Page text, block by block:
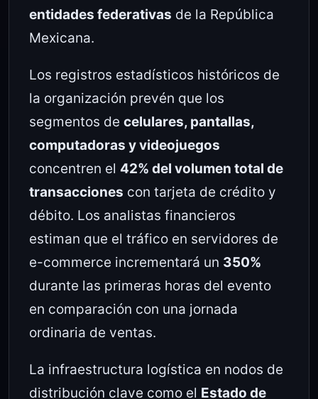
entidades federativas de la República
Mexicana.
Los registros estadísticos históricos de
la organización prevén que los
segmentos de celulares, pantallas,
computadoras y videojuegos
concentren el 42% del volumen total de
transacciones con tarjeta de crédito y
débito. Los analistas financieros
estiman que el tráfico en servidores de
e-commerce incrementará un 350%
durante las primeras horas del evento
en comparación con una jornada
ordinaria de ventas.
La infraestructura logística en nodos de
distribución clave como el Estado de